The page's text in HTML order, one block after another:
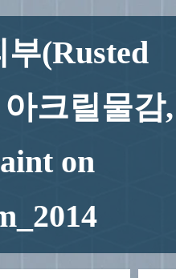
(Rusted
크릴물감,
on